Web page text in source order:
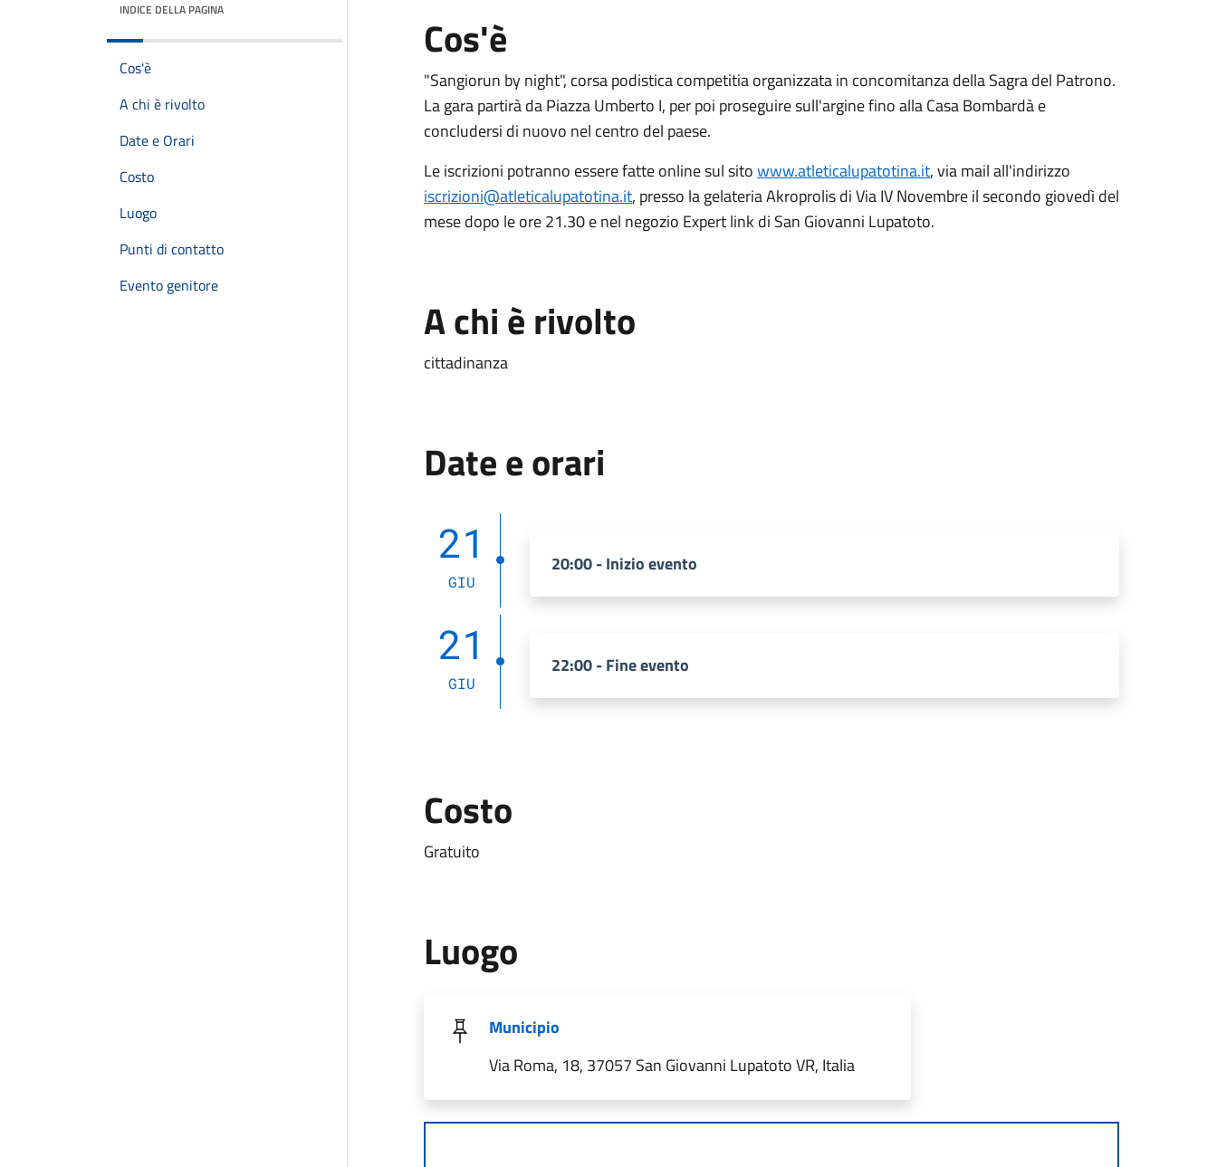
INDICE DELLA PAGINA
Cos'è
A chi è rivolto
Date e Orari
Costo
Luogo
Punti di contatto
Evento genitore
Cos'è
"Sangiorun by night", corsa podistica competitia organizzata in concomitanza della Sagra del Patrono.
La gara partirà da Piazza Umberto I, per poi proseguire sull'argine fino alla Casa Bombardà e
concludersi di nuovo nel centro del paese.
Le iscrizioni potranno essere fatte online sul sitowww.atleticalupatotina.it, via mail all'indirizzo
iscrizioni@atleticalupatotina.it, presso la gelateria Akroprolis di Via IV Novembre il secondo giovedì del
mese dopo le ore 21.30 e nel negozio Expert link di San Giovanni Lupatoto.
A chi è rivolto
cittadinanza
Date e orari
21
GIU
20:00 - Inizio evento
21
GIU
22:00 - Fine evento
Costo
Gratuito
Luogo
Municipio
Via Roma, 18, 37057 San Giovanni Lupatoto VR, Italia